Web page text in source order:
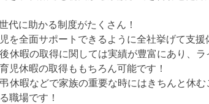
代に助かる制度がたくさん！
を全面サポートできるように全社挙げて支援
休暇の取得に関しては実績が豊富にあり、
児休暇の取得ももちろん可能です！
休暇などで家族の重要な時にはきちんと休
職場です！